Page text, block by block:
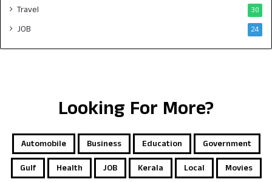
Travel 30
JOB 24
Looking For More?
Automobile Business Education
Government
Gulf
Health JOB Kerala Local
Movies